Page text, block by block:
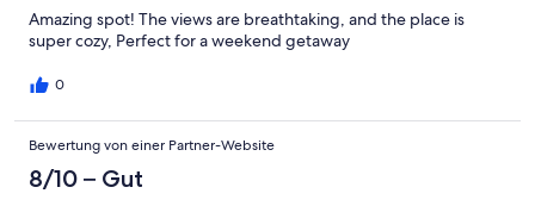
Ungenügend
Amazing spot! The views are breathtaking, and the place is
super cozy, Perfect for a weekend getaway
0
Bewertung von einer Partner-Website
8/10 – Gut